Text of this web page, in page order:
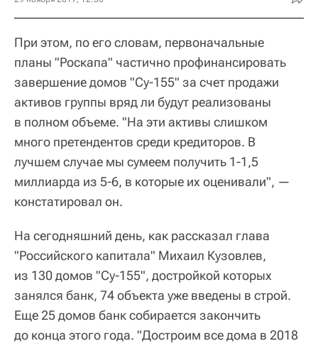
При этом, по его словам, первоначальные
планы "Роскапа" частично профинансировать
завершение домов "Су-155" за счет продажи
активов группы вряд ли будут реализованы
в полном объеме. "На эти активы слишком
много претендентов среди кредиторов. В
лучшем случае мы сумеем получить 1-1,5
миллиарда из 5-6, в которые их оценивали", —
констатировал он.
На сегодняшний день, как рассказал глава
"Российского капитала" Михаил Кузовлев,
из 130 домов "Су-155", достройкой которых
занялся банк, 74 объекта уже введены в строй.
Еще 25 домов банк собирается закончить
до конца этого года. "Достроим все дома в 2018